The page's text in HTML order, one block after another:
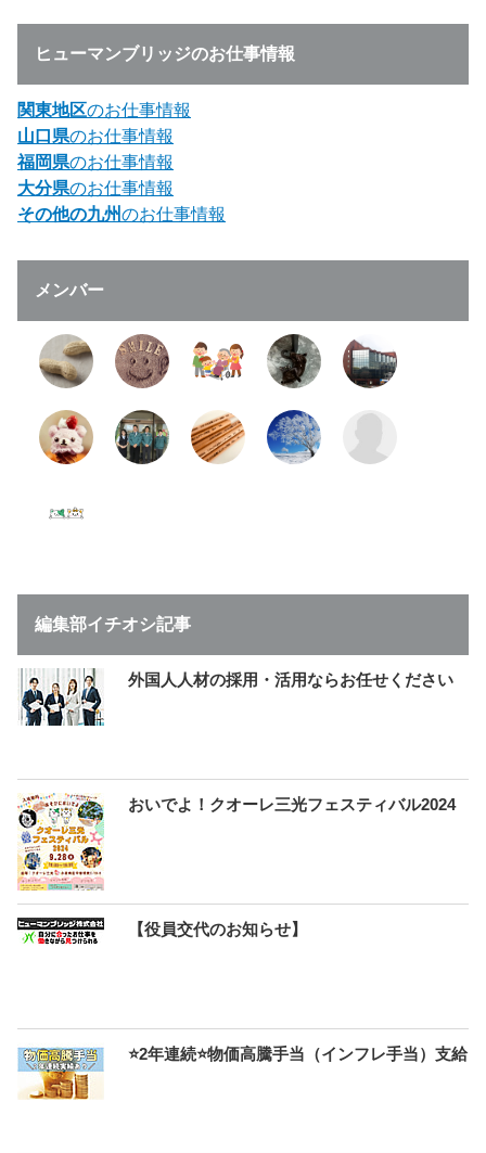
ヒューマンブリッジのお仕事情報
関東地区のお仕事情報
山口県のお仕事情報
福岡県のお仕事情報
大分県のお仕事情報
その他の九州のお仕事情報
メンバー
編集部イチオシ記事
外国人人材の採用・活用ならお任せください
おいでよ！クオーレ三光フェスティバル2024
【役員交代のお知らせ】
⭐2年連続⭐物価高騰手当（インフレ手当）支給